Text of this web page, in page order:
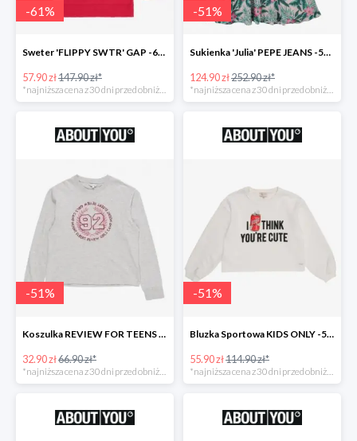
-61%
Sweter 'FLIPPY SWTR' GAP -61%
57.90 zł147.90 zł*
-51%
Sukienka 'Julia' PEPE JEANS -51%
124.90 zł252.90 zł*
-51%
Koszulka REVIEW FOR TEENS -51%
32.90 zł66.90 zł*
*najniższa cena z 30 dni przed obniżką
-51%
Bluzka Sportowa KIDS ONLY -51%
55.90 zł114.90 zł*
*najniższa cena z 30 dni przed obniżką